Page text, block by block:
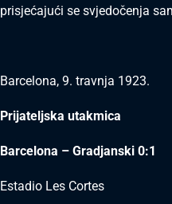
prisjećajući se svjedočenja
Barcelona, 9. travnja 1923.
Prijateljska utakmica
Barcelona – Gradjanski 0:1
Estadio Les Cortes